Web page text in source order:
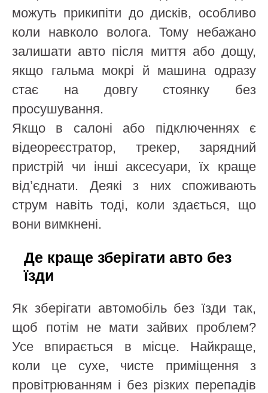
можуть прикипіти до дисків, особливо
коли навколо волога. Тому небажано
залишати авто після миття або дощу,
якщо гальма мокрі й машина одразу
стає на довгу стоянку без
просушування.
Якщо в салоні або підключеннях є
відеореєстратор, трекер, зарядний
пристрій чи інші аксесуари, їх краще
від’єднати. Деякі з них споживають
струм навіть тоді, коли здається, що
вони вимкнені.
Де краще зберігати авто без
їзди
Як зберігати автомобіль без їзди так,
щоб потім не мати зайвих проблем?
Усе впирається в місце. Найкраще,
коли це сухе, чисте приміщення з
провітрюванням і без різких перепадів